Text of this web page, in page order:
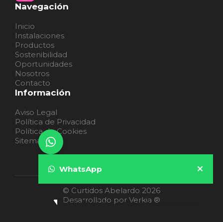
Navegación
Inicio
Instalaciones
Productos
Sostenibilidad
Oportunidades
Nosotros
Contacto
Información
Aviso Legal
Política de Privacidad
Política de Cookies
Sitemap
© Curtidos Abelardo 2026
Desarrollado por Verkia ®
WhatsApp
👋 ¡Hola! ¿En qué puedo ayudarte?